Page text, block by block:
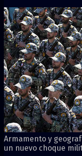
Armamento y
un nuevo choque